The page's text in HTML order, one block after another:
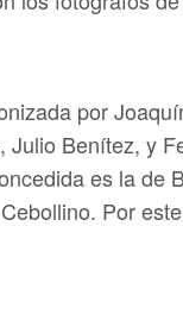
por
Julio Benítez, y
es la de
Por